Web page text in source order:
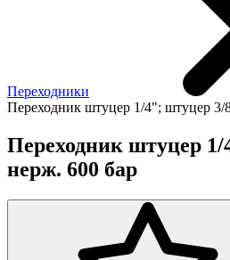
Переходники
Переходник штуцер 1/4"; штуцер 3/
Переходник штуцер
нерж. 600 бар